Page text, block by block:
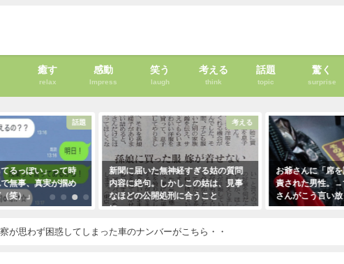
癒す
relax
感動
Impress
笑う
laugh
考える
think
話題
topic
驚く
surprise
い」って時
真実が掴め
考える
新聞に届いた無神経すぎる姑の質問
内容に絶句。しかしこの姑は、見事
なほどの公開処刑に合うこと
に・・・
お爺さんに「席を譲りな
責された男性。→すると
さんがこう言い放った！
が思わず困惑してしまった車のナンバーがこちら・・